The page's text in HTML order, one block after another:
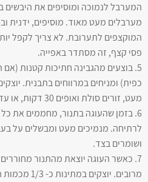
המערבל לנמוכה ומוסיפים את
מערבלים מעט מאוד. מוסיפים, ידנית
המוקצפים לתערובת. לא צריך לקפל
פסי קצף, זה מסתדר באפייה.
5. בוצעים מהגבינה חתיכות קטנות
כפית) ומניחים במרווחים בתבנית.
מעט, זורים סולת ואופים 30 דקות, או עד קיסם נקי.
6. בזמן שהעוגה בתנור, מחממים את כל
ושומרים בצד.
7. כאשר העוגה יוצאת מהתנור